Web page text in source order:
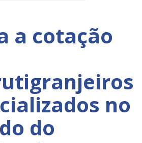
a cotação
no
do